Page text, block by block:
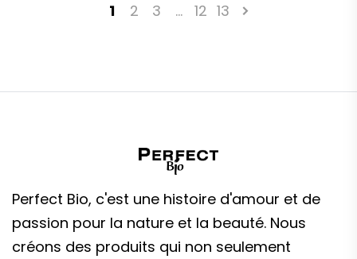
1 2 3 … 12 13
Perfect Bio, c'est une histoire d'amour et de
passion pour la nature et la beauté. Nous
créons des produits qui non seulement